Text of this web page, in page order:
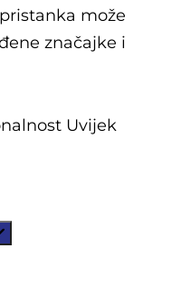
može
značajke i
Uvijek